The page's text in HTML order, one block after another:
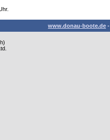
www.donau-boote.de -